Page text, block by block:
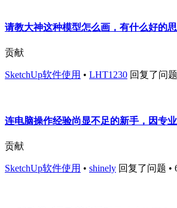
请教大神这种模型怎么画，有什么好的
贡献
SketchUp软件使用 • LHT1230 回复了问
连电脑操作经验尚显不足的新手，因专
贡献
SketchUp软件使用 • shinely 回复了问题 •